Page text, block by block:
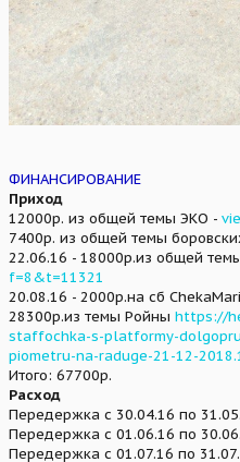
ФИНАНСИРОВАНИЕ
Приход
12000р. из общей темы ЭКО -
7400р. из общей темы
22.06.16 - 18000р.из общей
f=8&t=11321
20.08.16 - 2000р.на сб
28300р.из темы Ройны https://
staffochka-s-platformy-
piometru-na-raduge-21-12-
Итого: 67700р.
Расход
Передержка с 30.04.16 по
Передержка с 01.06.16 по
Передержка с 01.07.16 по